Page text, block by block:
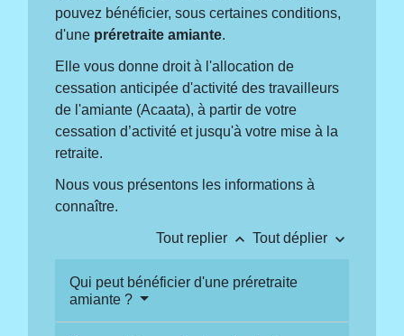
pouvez bénéficier, sous certaines conditions,
d'une préretraite amiante.
Elle vous donne droit à l'allocation de
cessation anticipée d'activité des travailleurs
de l'amiante (Acaata), à partir de votre
cessation d’activité et jusqu'à votre mise à la
retraite.
Nous vous présentons les informations à
connaître.
Tout replier keyboard_arrow_up Tout déplier keyboard_arrow_down
Qui peut bénéficier d'une préretraite
amiante ?